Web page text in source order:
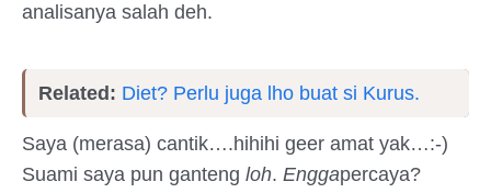
analisanya salah deh.
Related: Diet? Perlu juga lho buat si Kurus.
Saya (merasa) cantik….hihihi geer amat yak…:-)
Suami saya pun ganteng loh. Enggapercaya?